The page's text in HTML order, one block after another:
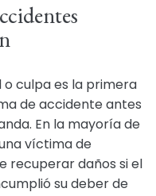
culpa es la primera
de accidente antes
En la mayoría de
víctima de
recuperar daños si el
su deber de